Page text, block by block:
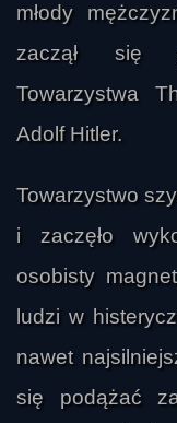
młody
zaczął się
Towarzystwa
Adolf Hitler.
Towarzystwo
i zaczęło
osobisty
ludzi w
nawet
się podążać